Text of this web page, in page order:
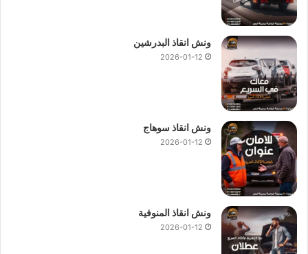
ونش انقاذ البدرشين
2026-01-12
ونش انقاذ سوهاج
2026-01-12
ونش انقاذ المنوفية
2026-01-12